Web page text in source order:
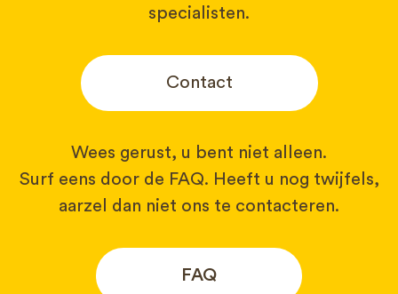
specialisten.
Contact
Wees gerust, u bent niet alleen.
Surf eens door de FAQ. Heeft u nog twijfels,
aarzel dan niet ons te contacteren.
FAQ